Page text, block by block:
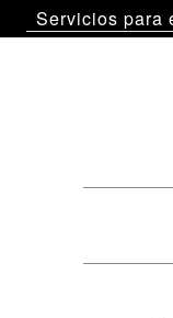
Servicios para